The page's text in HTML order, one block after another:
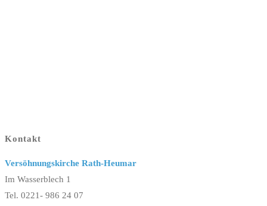
Kontakt
Versöhnungskirche Rath-Heumar
Im Wasserblech 1
Tel. 0221- 986 24 07